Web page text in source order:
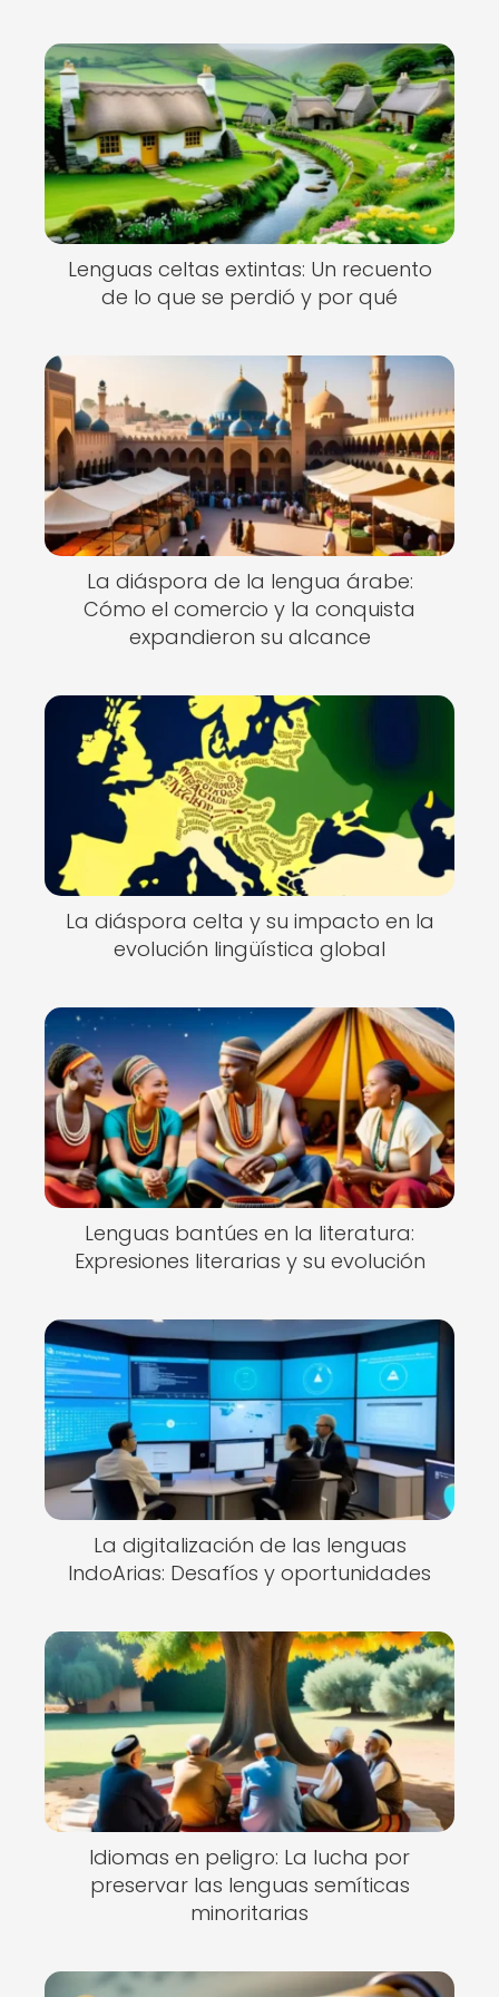
influencia del árabe
andalusí en el español
contemporáneo
Lenguas celtas extintas: Un recuento
de lo que se perdió y por qué
La diáspora de la lengua árabe:
Cómo el comercio y la conquista
expandieron su alcance
La diáspora celta y su impacto en la
evolución lingüística global
Lenguas bantúes en la literatura:
Expresiones literarias y su evolución
La digitalización de las lenguas
IndoArias: Desafíos y oportunidades
Idiomas en peligro: La lucha por
preservar las lenguas semíticas
minoritarias